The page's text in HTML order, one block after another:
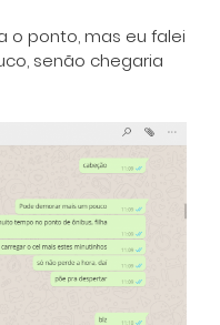
o ponto, mas eu falei
senão chegaria